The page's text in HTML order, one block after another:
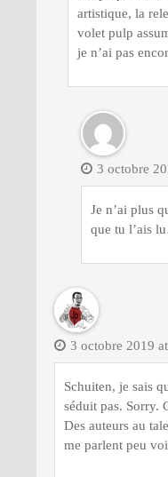
artistique, la
volet pulp
je n’ai pas
3 octobre
Je n’ai plus
que tu l’ais
3 octobre 2019
Schuiten, je sais
séduit pas. Sorry.
Des auteurs au
me parlent peu